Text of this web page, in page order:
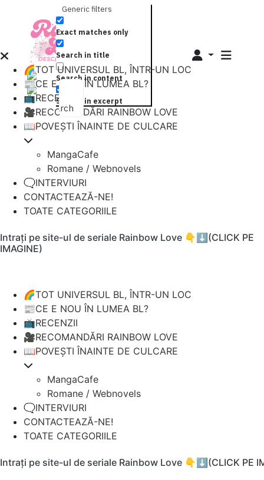
Search
Generic filters
Exact matches only
Search in title
Search in content
Search in excerpt
🌈TOT UNIVERSUL BL, ÎNTR-UN LOC
📰CE E NOU ÎN LUMEA BL?
📺RECENZII
🎥RECOMANDĂRI RAINBOW LOVE
📖POVEȘTI ÎNAINTE DE CULCARE
MangaCafe
Romane / Webnovels
🗨️INTERVIURI
CONTACTEAZĂ-NE!
TOATE CATEGORIILE
Intrați pe site-ul de seriale Rainbow Love 👇⬇️(CLICK PE
IMAGINE)
🌈TOT UNIVERSUL BL, ÎNTR-UN LOC
📰CE E NOU ÎN LUMEA BL?
📺RECENZII
🎥RECOMANDĂRI RAINBOW LOVE
📖POVEȘTI ÎNAINTE DE CULCARE
MangaCafe
Romane / Webnovels
🗨️INTERVIURI
CONTACTEAZĂ-NE!
TOATE CATEGORIILE
Intrați pe site-ul de seriale Rainbow Love 👇⬇️(CLICK PE